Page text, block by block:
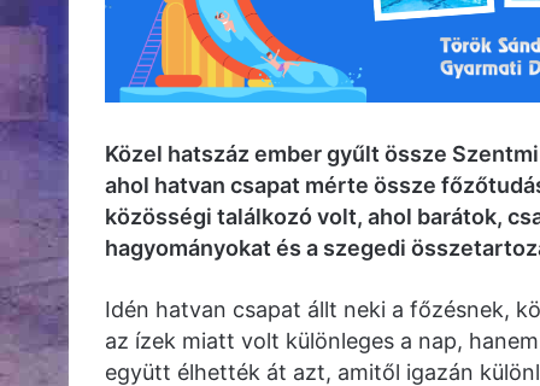
Közel hatszáz ember gyűlt össze
ahol hatvan csapat mérte össze
közösségi találkozó volt, ahol barátok,
hagyományokat és a szegedi
Idén hatvan csapat állt neki a főzésnek,
az ízek miatt volt különleges a nap,
együtt élhették át azt, amitől igazán